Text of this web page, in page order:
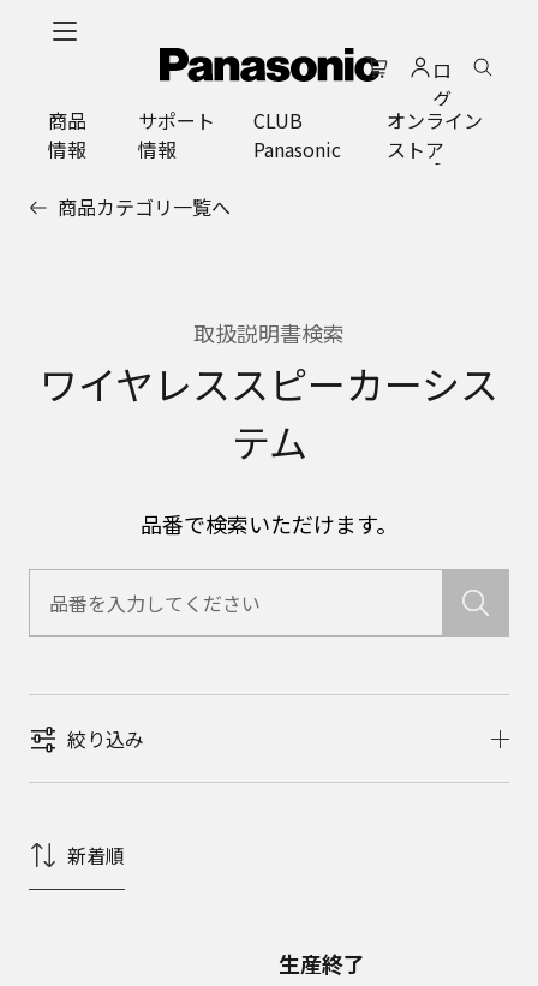
ロ
グ
イ
ン
商品
情報
サポート
情報
CLUB
Panasonic
オンライン
ストア
商品カテゴリ一覧へ
取扱説明書検索
ワイヤレススピーカーシス
テム
品番で検索いただけます。
絞り込み
新着順
生産終了